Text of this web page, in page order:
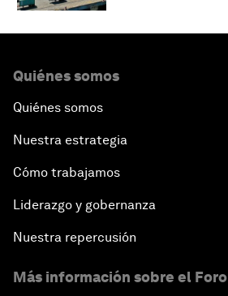
Quiénes somos
Quiénes somos
Nuestra estrategia
Cómo trabajamos
Liderazgo y gobernanza
Nuestra repercusión
Más información sobre el Foro